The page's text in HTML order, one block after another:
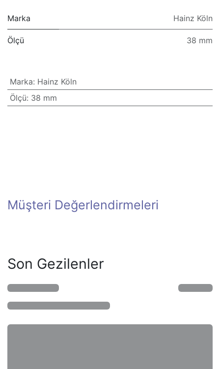
Marka Hainz Köln
Ölçü 38 mm
Marka: Hainz Köln
Ölçü: 38 mm
Müşteri Değerlendirmeleri
Son Gezilenler